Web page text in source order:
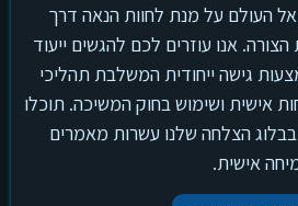
אל העולם על מנת לחוות הנאה דרך
אנו עוזרים לכם להגשים ייעוד
גישה ייחודית המשלבת תהליכי
אישית ושימוש בחוק המשיכה. תוכלו
הצלחה שלנו עשרות מאמרים
אישית.